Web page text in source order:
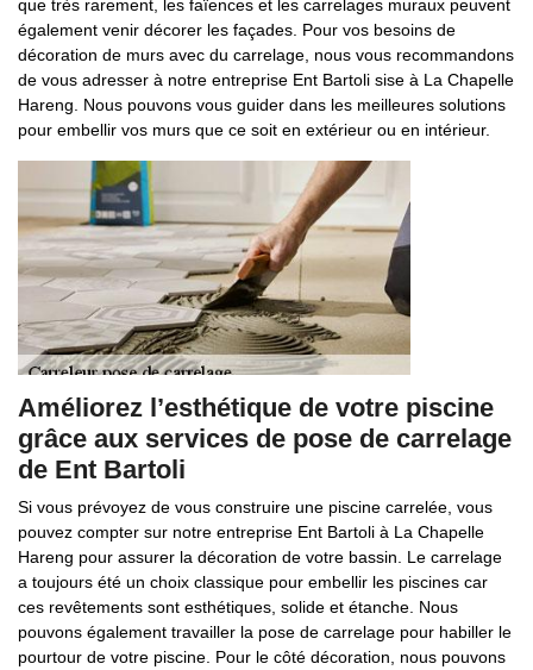
que très rarement, les faïences et les carrelages muraux peuvent
également venir décorer les façades. Pour vos besoins de
décoration de murs avec du carrelage, nous vous recommandons
de vous adresser à notre entreprise Ent Bartoli sise à La Chapelle
Hareng. Nous pouvons vous guider dans les meilleures solutions
pour embellir vos murs que ce soit en extérieur ou en intérieur.
Améliorez l’esthétique de votre piscine
grâce aux services de pose de carrelage
de Ent Bartoli
Si vous prévoyez de vous construire une piscine carrelée, vous
pouvez compter sur notre entreprise Ent Bartoli à La Chapelle
Hareng pour assurer la décoration de votre bassin. Le carrelage
a toujours été un choix classique pour embellir les piscines car
ces revêtements sont esthétiques, solide et étanche. Nous
pouvons également travailler la pose de carrelage pour habiller le
pourtour de votre piscine. Pour le côté décoration, nous pouvons